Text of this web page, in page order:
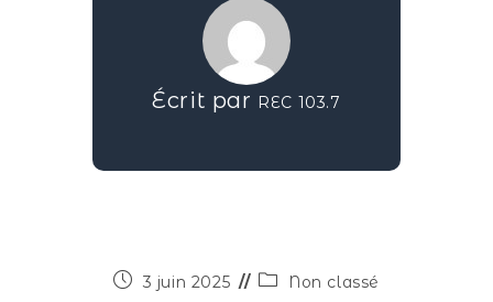
Écrit par REC 103.7
3 juin 2025 Non classé